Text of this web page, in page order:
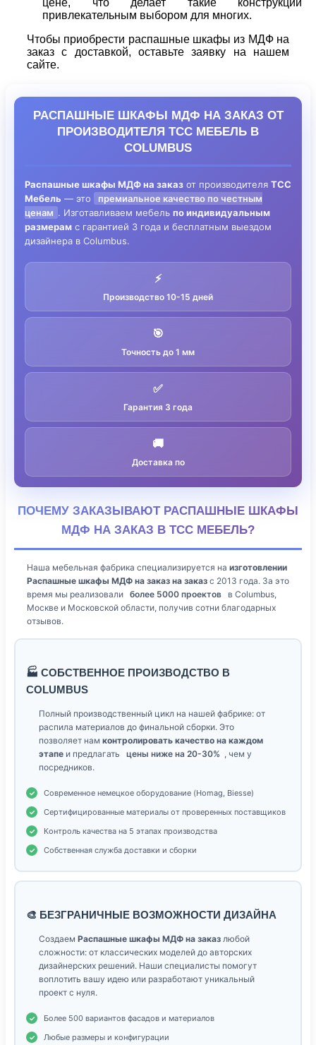
цене, что делает такие конструкции
привлекательным выбором для многих.
Чтобы приобрести распашные шкафы из МДФ на
заказ с доставкой, оставьте заявку на нашем
сайте.
РАСПАШНЫЕ ШКАФЫ МДФ НА ЗАКАЗ ОТ
ПРОИЗВОДИТЕЛЯ ТСС МЕБЕЛЬ В
COLUMBUS
Распашные шкафы МДФ на заказ от производителя ТСС
Мебель — это
премиальное качество по честным
ценам . Изготавливаем мебель по индивидуальным
размерам с гарантией 3 года и бесплатным выездом
дизайнера в Columbus.
⚡
Производство 10-15 дней
🎯
Точность до 1 мм
✅
Гарантия 3 года
🚚
Доставка по
ПОЧЕМУ ЗАКАЗЫВАЮТ РАСПАШНЫЕ ШКАФЫ
МДФ НА ЗАКАЗ В ТСС МЕБЕЛЬ?
Наша мебельная фабрика специализируется на изготовлении
Распашные шкафы МДФ на заказ на заказ с 2013 года. За это
время мы реализовали более 5000 проектов
в Columbus,
Москве и Московской области, получив сотни благодарных
отзывов.
🏭 СОБСТВЕННОЕ ПРОИЗВОДСТВО В
COLUMBUS
Полный производственный цикл на нашей фабрике: от
распила материалов до финальной сборки. Это
позволяет нам контролировать качество на каждом
этапе и предлагать цены ниже на 20-30% , чем у
посредников.
Современное немецкое оборудование (Homag, Biesse)
Сертифицированные материалы от проверенных поставщиков
Контроль качества на 5 этапах производства
Собственная служба доставки и сборки
🎨 БЕЗГРАНИЧНЫЕ ВОЗМОЖНОСТИ ДИЗАЙНА
Создаем Распашные шкафы МДФ на заказ любой
сложности: от классических моделей до авторских
дизайнерских решений. Наши специалисты помогут
воплотить вашу идею или разработают уникальный
проект с нуля.
Более 500 вариантов фасадов и материалов
Любые размеры и конфигурации